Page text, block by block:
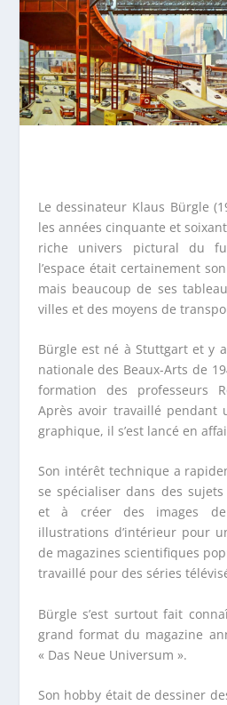
Le dessinateur Klaus Bürgle
les années cinquante et
riche univers pictural du
l’espace était certainement
mais beaucoup de ses
villes et des moyens de
Bürgle est né à Stuttgart et y
nationale des Beaux-Arts de
formation des professeurs
Après avoir travaillé
graphique, il s’est lancé en
Son intérêt technique a
se spécialiser dans des
et à créer des images
illustrations d’intérieur pour
de magazines scientifiques
travaillé pour des séries
Bürgle s’est surtout fait
grand format du magazine
« Das Neue Universum ».
Son hobby était de dessiner